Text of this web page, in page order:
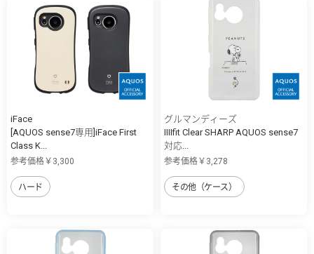
iFace
[AQUOS sense7専用]iFace First
Class K...
参考価格￥3,300
ハード
グルマンディーズ
IIIIfit Clear SHARP AQUOS sense7
対応...
参考価格￥3,278
その他（ケース）